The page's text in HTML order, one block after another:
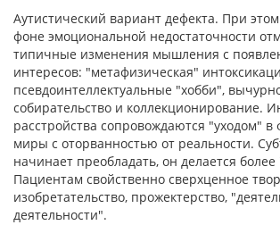
Аутистический вариант дефекта. При
фоне эмоциональной недостаточности
типичные изменения мышления с
интересов: "метафизическая"
псев­доинтеллектуальные "хобби",
собирательство и коллекционирование.
расстройства сопровожда­ются "уходом" в
миры с оторванностью от реальности.
начинает преобладать, он делается
Пациентам свойственно сверх­ценное
изобретательство, прожектерство,
деятельности".